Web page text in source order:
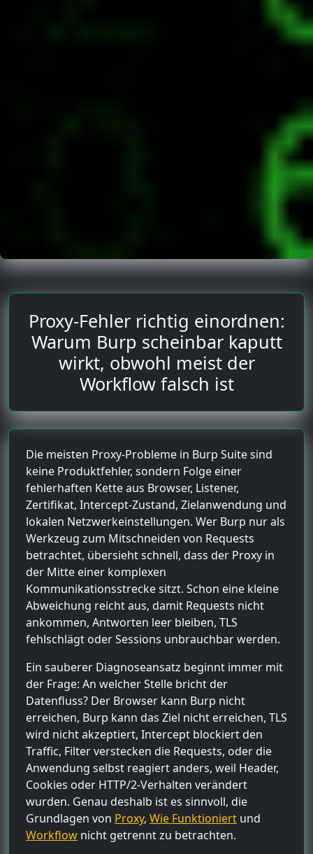
Proxy-Fehler richtig einordnen:
Warum Burp scheinbar kaputt
wirkt, obwohl meist der
Workflow falsch ist
Die meisten Proxy-Probleme in Burp Suite sind
keine Produktfehler, sondern Folge einer
fehlerhaften Kette aus Browser, Listener,
Zertifikat, Intercept-Zustand, Zielanwendung und
lokalen Netzwerkeinstellungen. Wer Burp nur als
Werkzeug zum Mitschneiden von Requests
betrachtet, übersieht schnell, dass der Proxy in
der Mitte einer komplexen
Kommunikationsstrecke sitzt. Schon eine kleine
Abweichung reicht aus, damit Requests nicht
ankommen, Antworten leer bleiben, TLS
fehlschlägt oder Sessions unbrauchbar werden.
Ein sauberer Diagnoseansatz beginnt immer mit
der Frage: An welcher Stelle bricht der
Datenfluss? Der Browser kann Burp nicht
erreichen, Burp kann das Ziel nicht erreichen, TLS
wird nicht akzeptiert, Intercept blockiert den
Traffic, Filter verstecken die Requests, oder die
Anwendung selbst reagiert anders, weil Header,
Cookies oder HTTP/2-Verhalten verändert
wurden. Genau deshalb ist es sinnvoll, die
Grundlagen von Proxy, Wie Funktioniert und
Workflow nicht getrennt zu betrachten.